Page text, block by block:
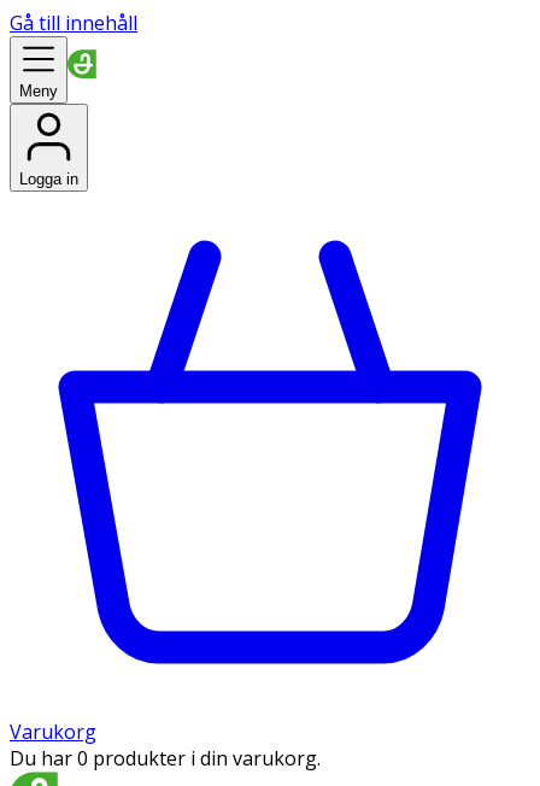
Gå till innehåll
Meny
Logga in
Varukorg
Du har 0 produkter i din varukorg.